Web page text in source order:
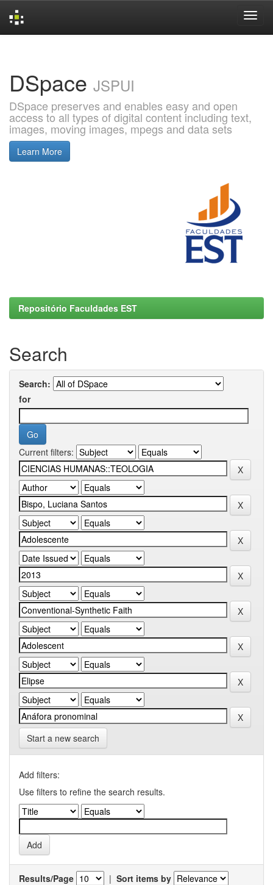
DSpace JSPUI
DSpace preserves and enables easy and open
access to all types of digital content including text,
images, moving images, mpegs and data sets
Learn More
Repositório Faculdades EST
Search
Search:
for
Current filters:
Start a new search
Add filters:
Use filters to refine the search results.
Results/Page | Sort items by